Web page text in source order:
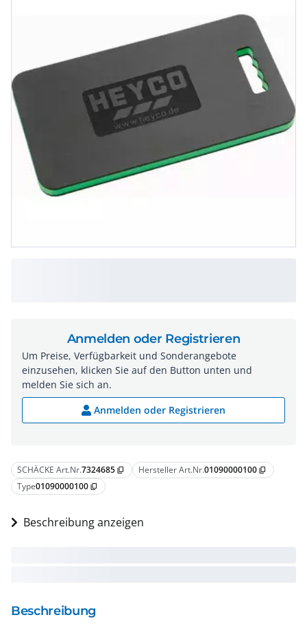
SCHÄCKE Art.Nr.7324685 content_copy Hersteller Art.Nr.01090000100 content_copy
Type01090000100 content_copy
Beschreibung anzeigen
Beschreibung
Anmelden oder Registrieren
Um Preise, Verfügbarkeit und Sonderangebote
einzusehen, klicken Sie auf den Button unten und
melden Sie sich an.
Anmelden oder Registrieren